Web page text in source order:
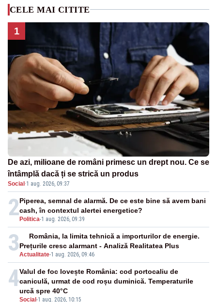
CELE MAI CITITE
1
De azi, milioane de români primesc un drept nou. Ce se
întâmplă dacă ți se strică un produs
Social ·1 aug. 2026, 09:37
2 Politica-1 aug. 2026, 09:39
Piperea, semnal de alarmă. De ce este bine să avem bani
cash, în contextul alertei energetice?
3Actualitate-1 aug. 2026, 09:46
România, la limita tehnică a importurilor de energie.
Prețurile cresc alarmant - Analiză Realitatea Plus
4
Social -1 aug. 2026, 10:15
Valul de foc lovește România: cod portocaliu de
caniculă, urmat de cod roșu duminică. Temperaturile
urcă spre 40°C